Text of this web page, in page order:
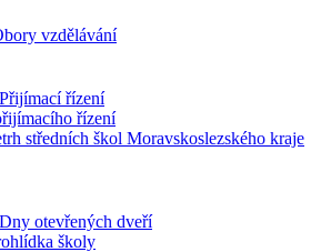
vzdělávání
Přijímací řízení
řízení
středních škol Moravskoslezského kraje
Dny otevřených dveří
školy